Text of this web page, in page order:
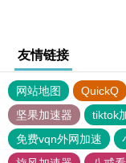
友情链接
网站地图 QuickQ
坚果加速器
tiktok
免费vqn外网加速